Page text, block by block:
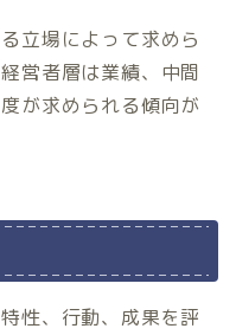
立場によって求めら
営者層は業績、中間
が求められる傾向が
性、行動、成果を評